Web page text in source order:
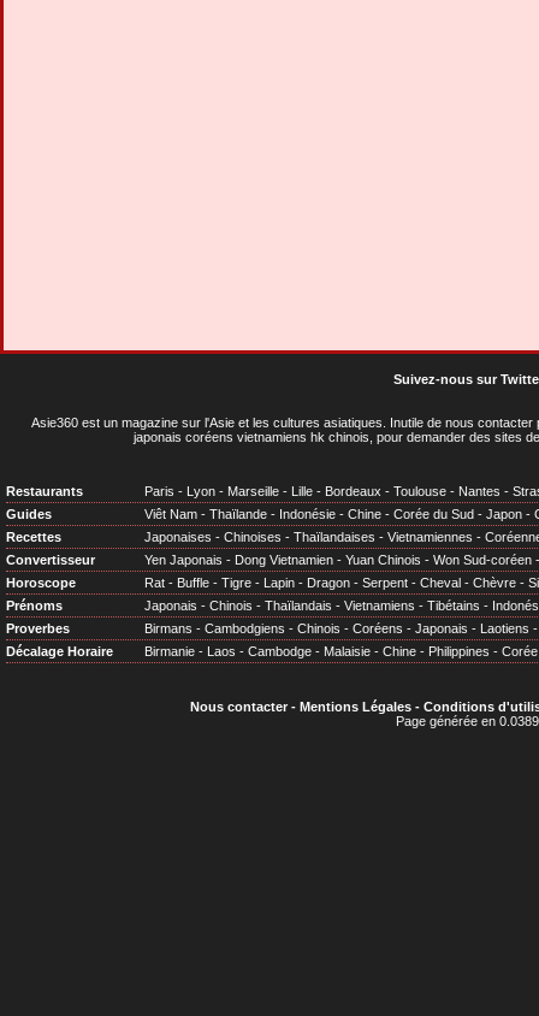
Suivez-nous sur
Asie360 est un magazine sur l'Asie et les cultures asiatiques . Inutile de nous
japonais coréens vietnamiens hk chinois, pour demander des sites
Restaurants Paris - Lyon - Marseille - Lille - Bordeaux - Toulouse - Nantes -
Guides
Viêt Nam - Thaïlande - Indonésie - Chine - Corée du Sud - Japon -
Recettes
Japonaises - Chinoises - Thaïlandaises - Vietnamiennes -
Convertisseur
Yen Japonais - Dong Vietnamien - Yuan Chinois - Won Sud-coréen
Horoscope
Rat - Buffle - Tigre - Lapin - Dragon - Serpent - Cheval - Chèvre -
Prénoms
Japonais - Chinois - Thaïlandais - Vietnamiens - Tibétains -
Proverbes
Birmans - Cambodgiens - Chinois - Coréens - Japonais - Laotiens
Décalage Horaire
Birmanie - Laos - Cambodge - Malaisie - Chine - Philippines - Corée
Nous contacter- Mentions Légales- Conditions
Page générée en